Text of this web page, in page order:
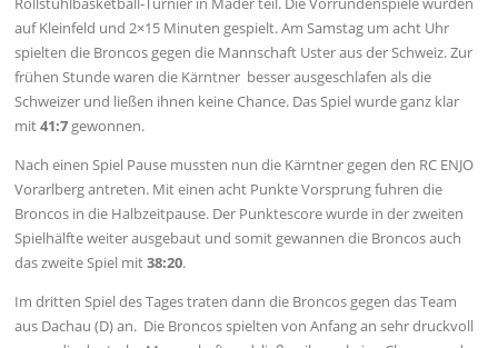
auf Kleinfeld und 2×15 Minuten gespielt. Am Samstag um acht Uhr
spielten die Broncos gegen die Mannschaft Uster aus der Schweiz. Zur
frühen Stunde waren die Kärntner besser ausgeschlafen als die
Schweizer und ließen ihnen keine Chance. Das Spiel wurde ganz klar
mit41:7 gewonnen.
Nach einen Spiel Pause mussten nun die Kärntner gegen den RC ENJO
Vorarlberg antreten. Mit einen acht Punkte Vorsprung fuhren die
Broncos in die Halbzeitpause. Der Punktescore wurde in der zweiten
Spielhälfte weiter ausgebaut und somit gewannen die Broncos auch
das zweite Spiel mit38:20.
Im dritten Spiel des Tages traten dann die Broncos gegen das Team
aus Dachau (D) an. Die Broncos spielten von Anfang an sehr druckvoll